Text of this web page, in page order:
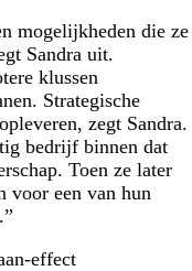
mogelijkheden die ze
Sandra uit.
klussen
Strategische
zegt Sandra.
bedrijf binnen dat
Toen ze later
voor een van hun
effect